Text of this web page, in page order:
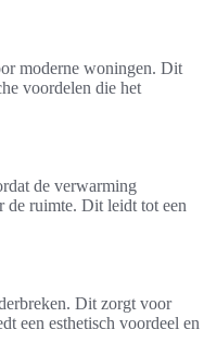
moderne woningen. Dit
voordelen die het
de verwarming
de ruimte. Dit leidt tot een
Dit zorgt voor
een esthetisch voordeel en